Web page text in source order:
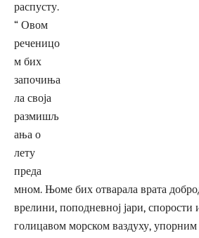
распусту.
“ Овом
реченицо
м бих
започиња
ла своја
размишљ
ања о
лету
преда
мном. Њоме бих отварала врата
врелини, поподневној јари, спорости
голицавом морском ваздуху,